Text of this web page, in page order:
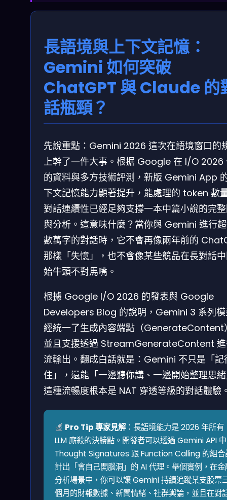
長語境與上下文記憶：
Gemini 如何突破
ChatGPT 與 Claude 的
話瓶頸？
先說重點：Gemini 2026 這次在語境窗口的
上幹了一件大事。根据 Google 在 I/O 2026
的資料與多方技術評測，新版 Gemini App
下文記憶能力顯著提升，能處理的 token 數
對話連續性已經足夠支撐一本中篇小說的完
與分析。這意味什麼？當你與 Gemini 進行
數萬字的對話時，它不會再像兩年前的
那樣「失憶」，也不會像某些競品在長對話
始牛頭不對馬嘴。
根據 Google I/O 2026 的發表與 Google
Developers Blog 的說明，Gemini 3 系列
經統一了生成內容端點（GenerateContent
並且支援透過 StreamGenerateContent
流輸出。翻成白話就是：Gemini 不只是「記
住」，還能「一邊聽你講、一邊開始整理思
這種流暢度根本是 NAT 穿透等級的對話體驗
Pro Tip 專家見解：長語境能力是 2026 年所有
LLM 廝殺的決勝點。開發者可以透過 Gemini API 中
Thought Signatures 跟 Function Calling 的組合
計出「會自己開腦洞」的 AI 代理。舉個實例，在金
分析場景中，你可以讓 Gemini 持續追蹤某支股票
個月的財報數據、新聞情緒、社群輿論，並且在對